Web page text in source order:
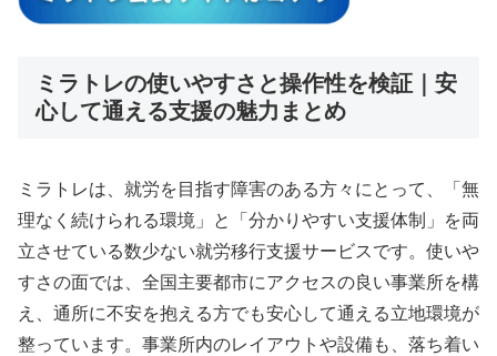
ミラトレの使いやすさと操作性を検証｜安
心して通える支援の魅力まとめ
ミラトレは、就労を目指す障害のある方々にとって、「無
理なく続けられる環境」と「分かりやすい支援体制」を両
立させている数少ない就労移行支援サービスです。使いや
すさの面では、全国主要都市にアクセスの良い事業所を構
え、通所に不安を抱える方でも安心して通える立地環境が
整っています。事業所内のレイアウトや設備も、落ち着い